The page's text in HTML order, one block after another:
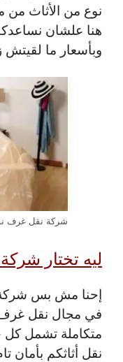
نوع من الأثاث من
هنا علشان
وبأسعار ما
شركة نقل غرف
ليه تختار
إحنا مش بس شركة
في مجال نقل غرف
متكاملة تشمل كل
نقل أثاثكم بأمان